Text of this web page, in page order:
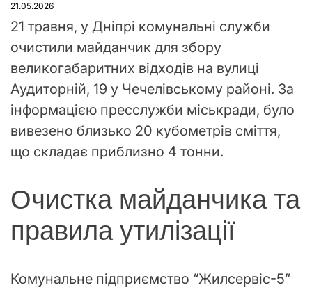
21.05.2026
21 травня, у Дніпрі комунальні служби
очистили майданчик для збору
великогабаритних відходів на вулиці
Аудиторній, 19 у Чечелівському районі. За
інформацією пресслужби міськради, було
вивезено близько 20 кубометрів сміття,
що складає приблизно 4 тонни.
Очистка майданчика та
правила утилізації
Комунальне підприємство “Жилсервіс-5”